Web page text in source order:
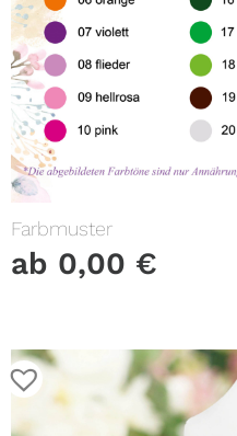
Farbmuster
ab 0,00 €